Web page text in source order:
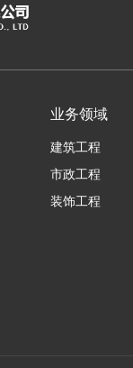
业务领域
建筑工程
市政工程
装饰工程